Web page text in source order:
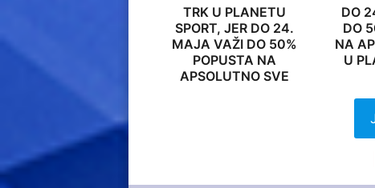
TRK U PLANETU
SPORT, JER DO 24.
MAJA VAŽI DO 50%
POPUSTA NA
APSOLUTNO SVE
DO
DO
NA
U